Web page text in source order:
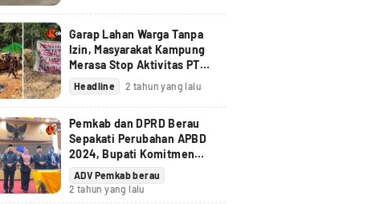
Garap Lahan Warga Tanpa
Izin, Masyarakat Kampung
Merasa Stop Aktivitas PT
Berau Coal
Headline 2 tahun yang lalu
Pemkab dan DPRD Berau
Sepakati Perubahan APBD
2024, Bupati Komitmen
Tindak Lanjuti Pandangan
Fraksi
ADV Pemkab berau
2 tahun yang lalu